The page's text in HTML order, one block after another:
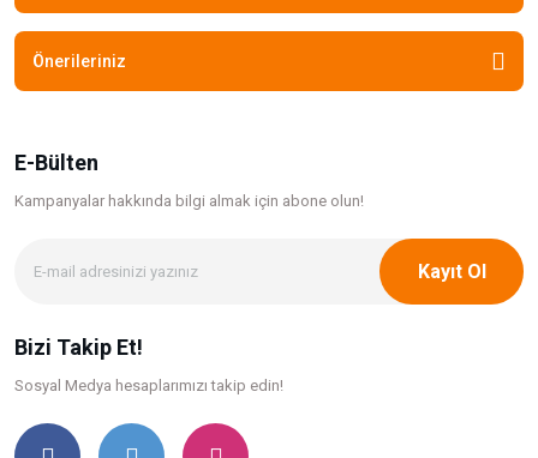
Önerileriniz
E-Bülten
Kampanyalar hakkında bilgi almak için abone olun!
Kayıt Ol
Bizi Takip Et!
Sosyal Medya hesaplarımızı takip edin!